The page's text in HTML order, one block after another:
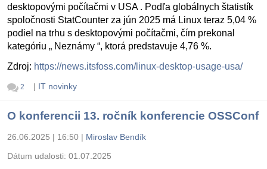
desktopovými počítačmi v USA . Podľa globálnych štatistík
spoločnosti StatCounter za jún 2025 má Linux teraz 5,04 %
podiel na trhu s desktopovými počítačmi, čím prekonal
kategóriu „ Neznámy “, ktorá predstavuje 4,76 %.
Zdroj: https://news.itsfoss.com/linux-desktop-usage-usa/
2 | IT novinky
O konferencii 13. ročník konferencie OSSConf
26.06.2025 | 16:50 | Miroslav Bendík
Dátum udalosti: 01.07.2025